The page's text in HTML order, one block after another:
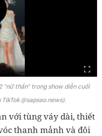
"nữ thần" trong show diễn cuối
@sapsao.news).
với tùng váy dài, thiết
thanh mảnh và đôi